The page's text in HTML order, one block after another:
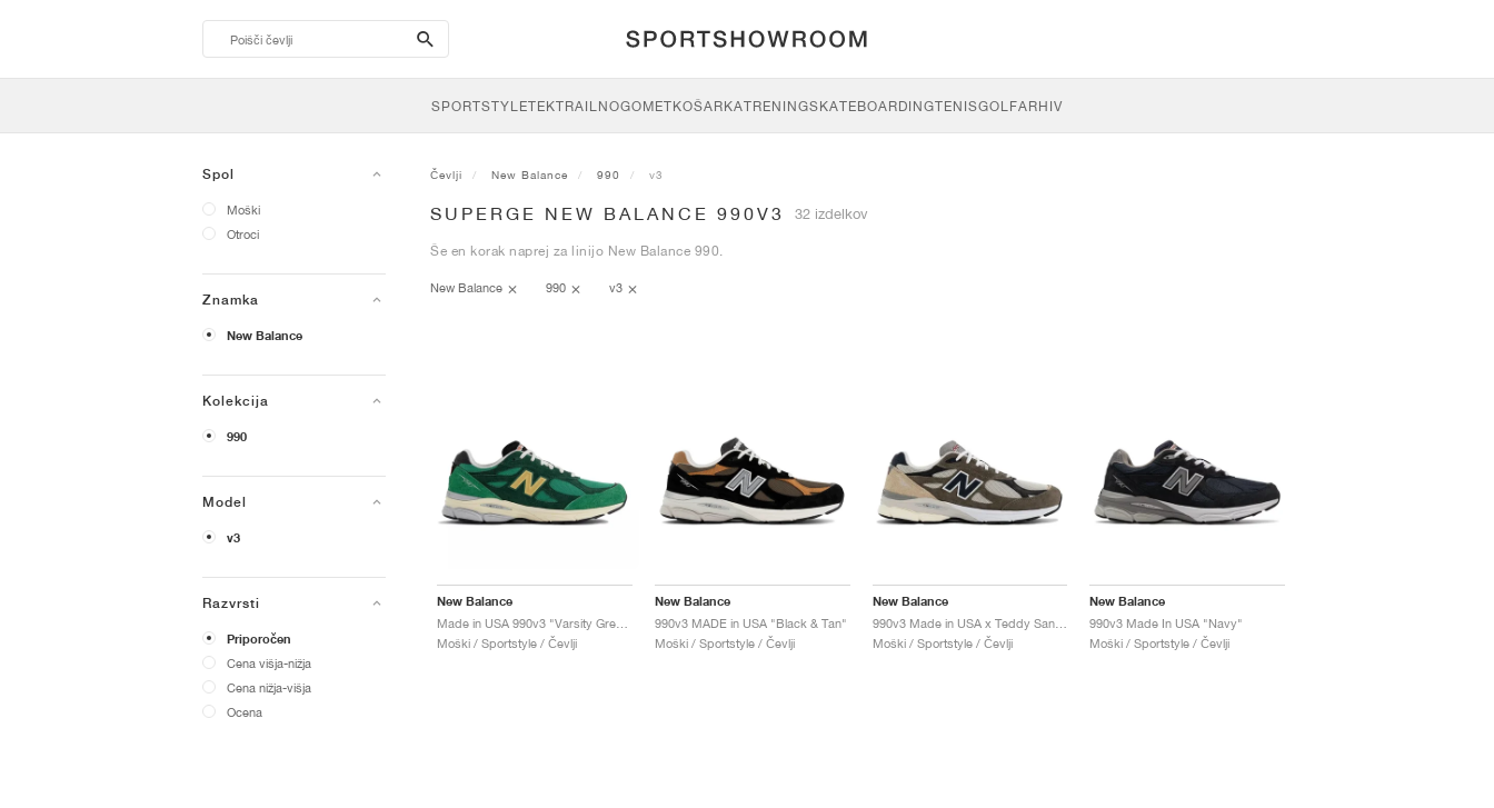
search-
btn
SPORTSTYLETEKTRAILNOGOMETKOŠARKATRENINGSKATEBOARDINGTENISGOLFARHIV
Spol
Moški
Otroci
Znamka
New Balance
Kolekcija
990
Model
v3
Razvrsti
Priporočen
Cena višja-nižja
Cena nižja-višja
Ocena
Čevlji New Balance 990 v3
SUPERGE NEW BALANCE 990V3 32 izdelkov
Še en korak naprej za linijo New Balance 990.
New Balance 990 v3
New Balance
Moški / Sportstyle / Čevlji
New Balance
990v3 MADE in USA "Black & Tan"
Moški / Sportstyle / Čevlji
New Balance
990v3 Made in USA x Teddy Santis "Olive"
Moški / Sportstyle / Čevlji
New Balance
990v3 Made In USA "Navy"
Moški / Sportstyle / Čevlji